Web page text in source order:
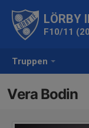
Truppen
LÖRBY
F10/11
Vera Bodin